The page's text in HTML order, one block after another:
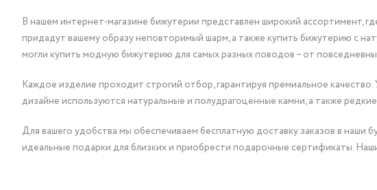
В нашем интернет-магазине бижутерии представлен широкий ассортимент,
придадут вашему образу неповторимый шарм, а также купить бижутерию с
могли купить модную бижутерию для самых разных поводов – от
Каждое изделие проходит строгий отбор, гарантируя премиальное
дизайне используются натуральные и полудрагоценные камни, а также
Для вашего удобства мы обеспечиваем бесплатную доставку заказов в
идеальные подарки для близких и приобрести подарочные сертификаты.